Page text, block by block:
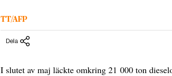
TT/AFP
Dela
I slutet av maj läckte omkring 21 000 ton